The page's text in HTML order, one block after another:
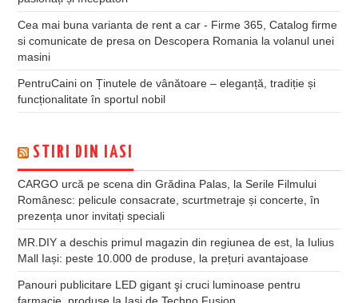
Cea mai buna varianta de rent a car - Firme 365, Catalog firme
si comunicate de presa on Descopera Romania la volanul unei
masini
PentruCaini onȚinutele de vânătoare – eleganță, tradiție și
funcționalitate în sportul nobil
STIRI DIN IASI
CARGO urcă pe scena din Grădina Palas, la Serile Filmului
Românesc: pelicule consacrate, scurtmetraje și concerte, în
prezența unor invitați speciali
MR.DIY a deschis primul magazin din regiunea de est, la Iulius
Mall Iași: peste 10.000 de produse, la prețuri avantajoase
Panouri publicitare LED gigant şi cruci luminoase pentru